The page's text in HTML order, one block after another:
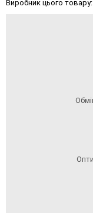
Виробник цього товару: